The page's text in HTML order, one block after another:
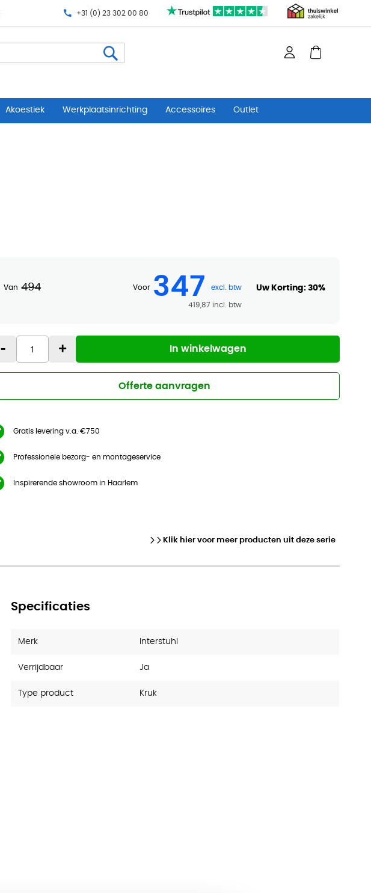
+31 (0) 23 302 00 80
Akoestiek Werkplaatsinrichting Accessoires Outlet
Voor 347
419,87
Van 494 Uw Korting:30%
- + In winkelwagen
Offerte aanvragen
Gratis levering v.a. €750
Professionele bezorg- en montageservice
Inspirerende showroom in Haarlem
Klik hier voor meer producten uit deze serie
Specificaties
Merk Interstuhl
Verrijdbaar Ja
Type product Kruk